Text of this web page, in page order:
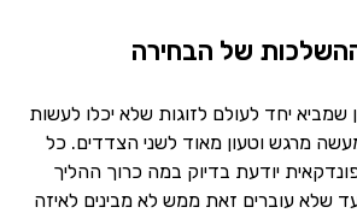
של הבחירה
שמביא יחד לעולם לזוגות שלא יכלו לעשות
מרגש וטעון מאוד לשני הצדדים. כל
יודעת בדיוק במה כרוך ההליך
שלא עוברים זאת ממש לא מבינים לאיזה